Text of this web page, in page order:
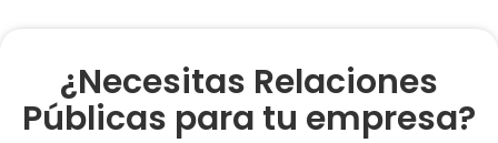
¿Necesitas Relaciones
Públicas para tu empresa?